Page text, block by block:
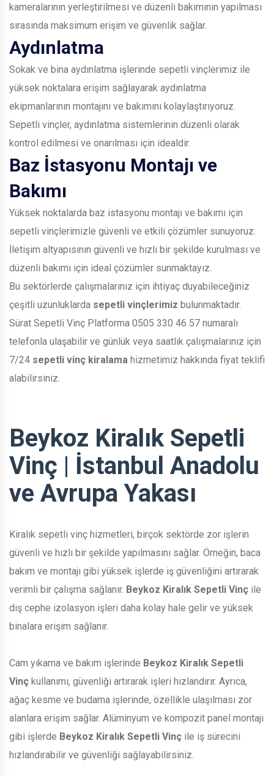
kameralarının yerleştirilmesi ve düzenli bakımının yapılması
sırasında maksimum erişim ve güvenlik sağlar.
Aydınlatma
Sokak ve bina aydınlatma işlerinde sepetli vinçlerimiz ile
yüksek noktalara erişim sağlayarak aydınlatma
ekipmanlarının montajını ve bakımını kolaylaştırıyoruz.
Sepetli vinçler, aydınlatma sistemlerinin düzenli olarak
kontrol edilmesi ve onarılması için idealdir.
Baz İstasyonu Montajı ve
Bakımı
Yüksek noktalarda baz istasyonu montajı ve bakımı için
sepetli vinçlerimizle güvenli ve etkili çözümler sunuyoruz.
İletişim altyapısının güvenli ve hızlı bir şekilde kurulması ve
düzenli bakımı için ideal çözümler sunmaktayız.
Bu sektörlerde çalışmalarınız için ihtiyaç duyabileceğiniz
çeşitli uzunluklarda sepetli vinçlerimiz bulunmaktadır.
Sürat Sepetli Vinç Platforma 0505 330 46 57 numaralı
telefonla ulaşabilir ve günlük veya saatlik çalışmalarınız için
7/24 sepetli vinç kiralama hizmetimiz hakkında fiyat teklifi
alabilirsiniz.
Beykoz Kiralık Sepetli
Vinç | İstanbul Anadolu
ve Avrupa Yakası
Kiralık sepetli vinç hizmetleri, birçok sektörde zor işlerin
güvenli ve hızlı bir şekilde yapılmasını sağlar. Örneğin, baca
bakım ve montajı gibi yüksek işlerde iş güvenliğini artırarak
verimli bir çalışma sağlanır. Beykoz Kiralık Sepetli Vinç ile
dış cephe izolasyon işleri daha kolay hale gelir ve yüksek
binalara erişim sağlanır.
Cam yıkama ve bakım işlerinde Beykoz Kiralık Sepetli
Vinç kullanımı, güvenliği artırarak işleri hızlandırır. Ayrıca,
ağaç kesme ve budama işlerinde, özellikle ulaşılması zor
alanlara erişim sağlar. Alüminyum ve kompozit panel montajı
gibi işlerde Beykoz Kiralık Sepetli Vinç ile iş sürecini
hızlandırabilir ve güvenliği sağlayabilirsiniz.